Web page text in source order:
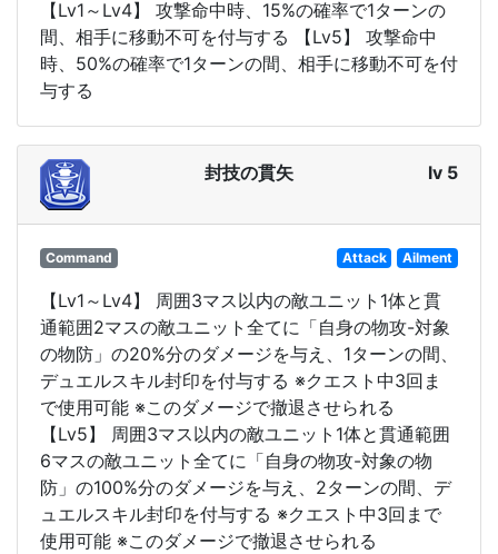
【Lv1～Lv4】 攻撃命中時、15%の確率で1ターンの
間、相手に移動不可を付与する 【Lv5】 攻撃命中
時、50%の確率で1ターンの間、相手に移動不可を付
与する
封技の貫矢 lv 5
Command Attack Ailment
【Lv1～Lv4】 周囲3マス以内の敵ユニット1体と貫
通範囲2マスの敵ユニット全てに「自身の物攻-対象
の物防」の20%分のダメージを与え、1ターンの間、
デュエルスキル封印を付与する ※クエスト中3回ま
で使用可能 ※このダメージで撤退させられる
【Lv5】 周囲3マス以内の敵ユニット1体と貫通範囲
6マスの敵ユニット全てに「自身の物攻-対象の物
防」の100%分のダメージを与え、2ターンの間、デ
ュエルスキル封印を付与する ※クエスト中3回まで
使用可能 ※このダメージで撤退させられる